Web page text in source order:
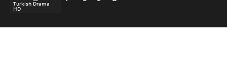
Turkish Drama
HD